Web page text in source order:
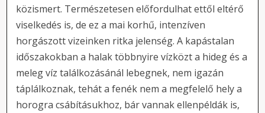
közismert. Természetesen előfordulhat ettől eltérő
viselkedés is, de ez a mai korhű, intenzíven
horgászott vizeinken ritka jelenség. A kapástalan
időszakokban a halak többnyire vízközt a hideg és a
meleg víz találkozásánál lebegnek, nem igazán
táplálkoznak, tehát a fenék nem a megfelelő hely a
horogra csábításukhoz, bár vannak ellenpéldák is,